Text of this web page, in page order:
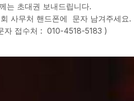
는 초대권 보내드립니다.
사무처 핸드폰에 문자 남겨주세요.
자 접수처 : 010-4518-5183 )